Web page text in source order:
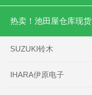
热卖！池田屋仓库现货
SUZUKI铃木
IHARA伊原电子